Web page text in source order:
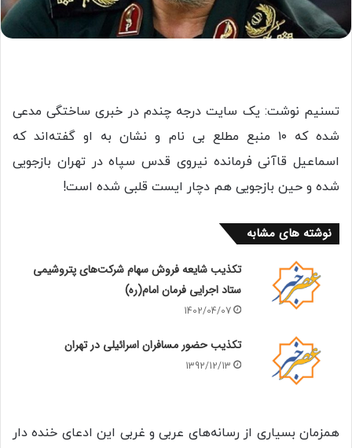
تسنیم نوشت: یک سایت درجه چندم در خبری ساختگی مدعی
شده که ۱۰ منبع مطلع بی نام و نشان به او گفته‌اند که
اسماعیل قاآنی فرمانده نیروی قدس سپاه در تهران بازجویی
شده و حین بازجویی هم دچار ایست قلبی شده است!
نوشته های مشابه
تکذیب شایعه فروش سهام شرکت‌های پتروشیمی
ستاد اجرایی فرمان امام(ره)
1402/04/07
تکذیب حضور مسافران اسرائیلی‌ در تهران
1392/12/13
همزمان بسیاری از رسانه‌های عربی و غربی این ادعای خنده دار